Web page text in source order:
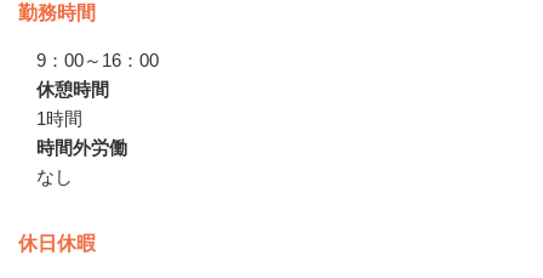
勤務時間
9：00～16：00
休憩時間
1時間
時間外労働
なし
休日休暇